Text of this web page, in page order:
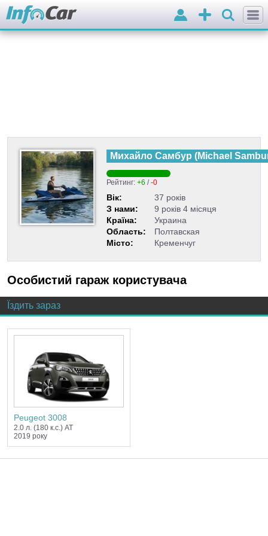
Додати
оголошення
Вхід
Михайло Самбур (Michael
Рейтинг: +6 /-0
Вік:
37 років
З нами:
9 років 4 місяця
Країна:
Украина
Область:
Полтавская
Місто:
Кременчуг
Особистий гараж користувача
Їздить зараз
Peugeot 3008
2.0 л. (180 к.с.) AT
2019 року